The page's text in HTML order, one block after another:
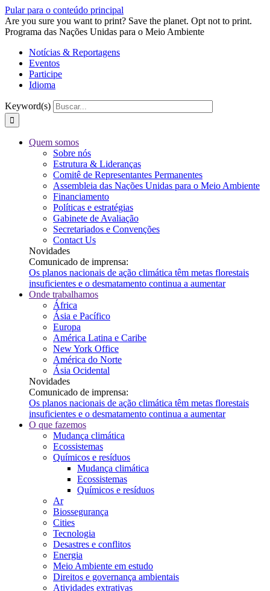
Pular para o conteúdo principal
Are you sure you want to print? Save the planet. Opt not to print.
Programa das Nações Unidas para o Meio Ambiente
Notícias & Reportagens
Eventos
Participe
Idioma
Keyword(s)
Quem somos
Sobre nós
Estrutura & Lideranças
Comitê de Representantes Permanentes
Assembleia das Nações Unidas para o Meio Ambiente
Financiamento
Políticas e estratégias
Gabinete de Avaliação
Secretariados e Convenções
Contact Us
Novidades
Comunicado de imprensa:
Os planos nacionais de ação climática têm metas florestais
insuficientes e o desmatamento continua a aumentar
Onde trabalhamos
África
Ásia e Pacífico
Europa
América Latina e Caribe
New York Office
América do Norte
Ásia Ocidental
Novidades
Comunicado de imprensa:
Os planos nacionais de ação climática têm metas florestais
insuficientes e o desmatamento continua a aumentar
O que fazemos
Mudança climática
Ecossistemas
Químicos e resíduos
Mudança climática
Ecossistemas
Químicos e resíduos
Ar
Biossegurança
Cities
Tecnologia
Desastres e conflitos
Energia
Meio Ambiente em estudo
Direitos e governança ambientais
Atividades extrativas